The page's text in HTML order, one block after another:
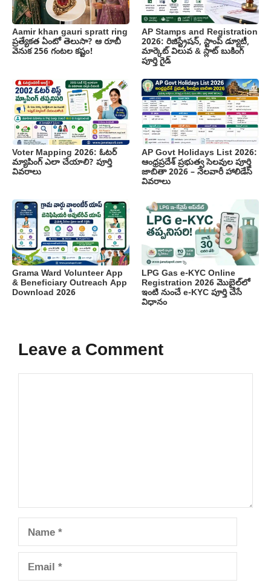
Aamir khan gauri spratt ring
ప్రత్యేకత ఏంటో తెలుసా? ఆ రూబీ
వెనుక 256 గంటల కష్టం!
AP Stamps and Registration
2026: రిజిస్ట్రేషన్, స్టాంప్ డ్యూటీ,
మార్కెట్ విలువ & స్లాట్ బుకింగ్
పూర్తి గైడ్
Voter Mapping 2026: ఓటర్
మ్యాపింగ్ ఎలా చేయాలి? పూర్తి
వివరాలు
AP Govt Holidays List 2026:
ఆంధ్రప్రదేశ్ ప్రభుత్వ సెలవుల పూర్తి
జాబితా 2026 – నెలవారీ హాలిడేస్
వివరాలు
Grama Ward Volunteer App
& Beneficiary Outreach App
Download 2026
LPG Gas e-KYC Online
Registration 2026 మొబైల్‌లో
ఇంటి నుంచే e-KYC పూర్తి చేసే
విధానం
Leave a Comment
Comment
Name
Email